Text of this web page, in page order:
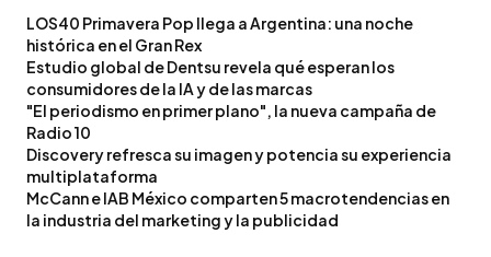
LOS40 Primavera Pop llega a Argentina: una noche
histórica en el Gran Rex
Estudio global de Dentsu revela qué esperan los
consumidores de la IA y de las marcas
"El periodismo en primer plano", la nueva campaña de
Radio 10
Discovery refresca su imagen y potencia su experiencia
multiplataforma
McCann e IAB México comparten 5 macrotendencias en
la industria del marketing y la publicidad